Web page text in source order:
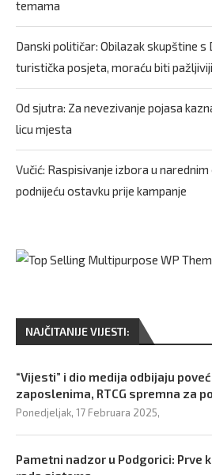
temama
Danski političar: Obilazak skupštine s
turistička posjeta, moraću biti
Od sjutra: Za nevezivanje pojasa
licu mjesta
Vučić: Raspisivanje izbora u
podnijeću ostavku prije kampanje
NAJČITANIJE VIJESTI:
“Vijesti” i dio medija odbijaju
zaposlenima, RTCG spremna za
Ponedjeljak, 17 Februara 2025,
Pametni nadzor u Podgorici: Prve